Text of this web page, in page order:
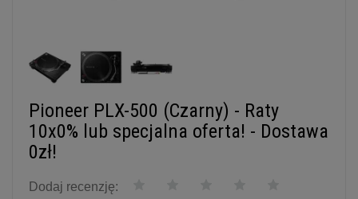
Pioneer PLX-500 (Czarny) - Raty
10x0% lub specjalna oferta! - Dostawa
0zł!
Dodaj recenzję: